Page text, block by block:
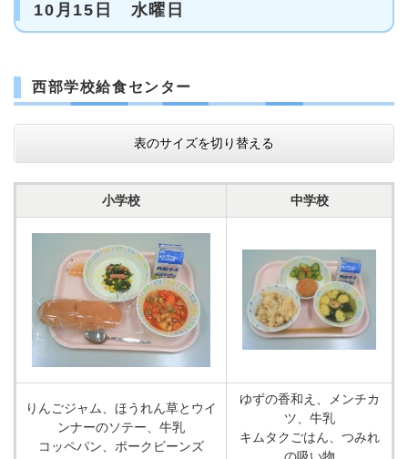
10月15日 水曜日
西部学校給食センター
表のサイズを切り替える
小学校 中学校
りんごジャム、ほうれん草とウイ
ンナーのソテー、牛乳
コッペパン、ポークビーンズ
ゆずの香和え、メンチカ
ツ、牛乳
キムタクごはん、つみれ